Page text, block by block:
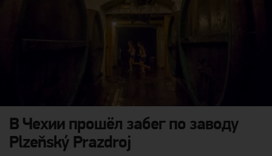
В Чехии прошёл забег по заводу
Plzeňský Prazdroj